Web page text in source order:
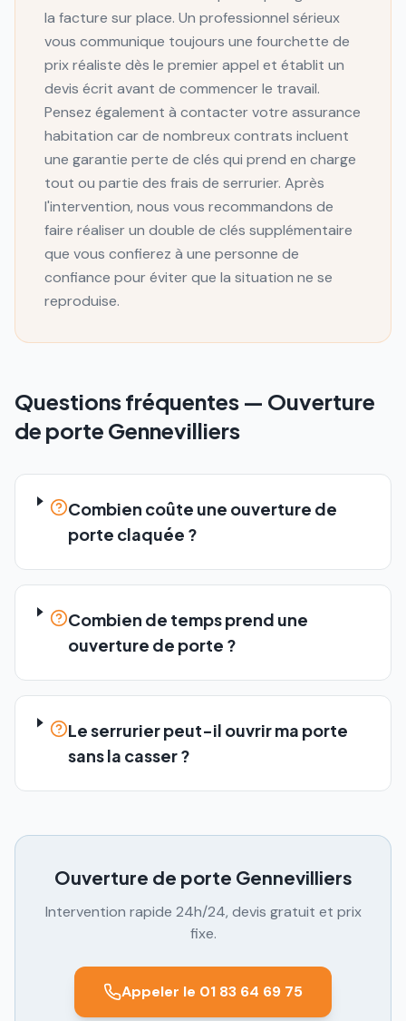
la facture sur place. Un professionnel sérieux
vous communique toujours une fourchette de
prix réaliste dès le premier appel et établit un
devis écrit avant de commencer le travail.
Pensez également à contacter votre assurance
habitation car de nombreux contrats incluent
une garantie perte de clés qui prend en charge
tout ou partie des frais de serrurier. Après
l'intervention, nous vous recommandons de
faire réaliser un double de clés supplémentaire
que vous confierez à une personne de
confiance pour éviter que la situation ne se
reproduise.
Questions fréquentes — Ouverture
de porte Gennevilliers
Combien coûte une ouverture de
porte claquée ?
Combien de temps prend une
ouverture de porte ?
Le serrurier peut-il ouvrir ma porte
sans la casser ?
Ouverture de porte Gennevilliers
Intervention rapide 24h/24, devis gratuit et prix
fixe.
Appeler le 01 83 64 69 75